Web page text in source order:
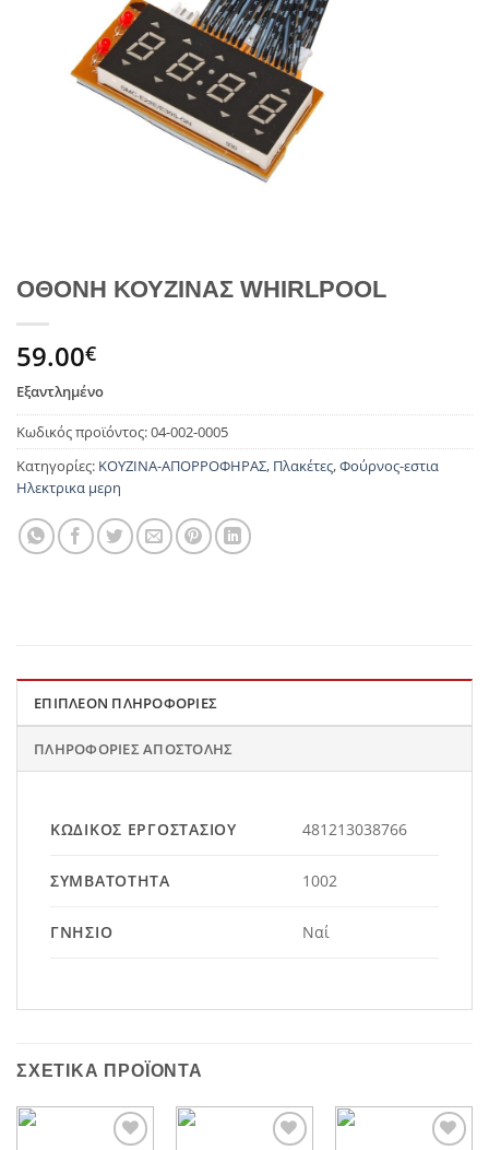
ΟΘΟΝΗ ΚΟΥΖΙΝΑΣ WHIRLPOOL
59.00€
Εξαντλημένο
Κωδικός προϊόντος:04-002-0005
Κατηγορίες: ΚΟΥΖΙΝΑ-ΑΠΟΡΡΟΦΗΡΑΣ, Πλακέτες,Φούρνος-εστια
Ηλεκτρικα μερη
ΕΠΙΠΛΈΟΝ ΠΛΗΡΟΦΟΡΊΕΣ
ΠΛΗΡΟΦΟΡΊΕΣ ΑΠΟΣΤΟΛΉΣ
ΚΩΔΙΚΌΣ ΕΡΓΟΣΤΑΣΊΟΥ 481213038766
ΣΥΜΒΑΤΌΤΗΤΑ 1002
ΓΝΉΣΙΟ Ναί
ΣΧΕΤΙΚΆ ΠΡΟΪΌΝΤΑ